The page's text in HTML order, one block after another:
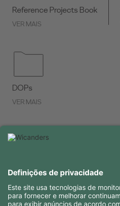
Reference Projects Book
VER MAIS
DOPs
VER MAIS
CONTACTOS